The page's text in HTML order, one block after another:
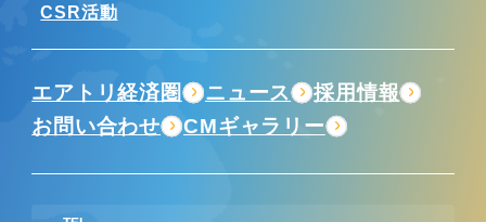
CSR活動
エアトリ経済圏 ニュース
採用情報
お問い合わせ
CMギャラリー